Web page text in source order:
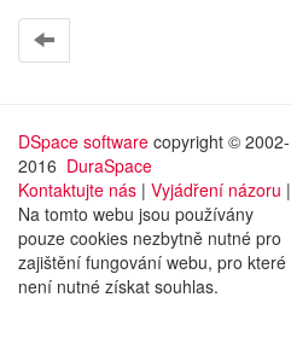
DSpace software copyright © 2002-
2016 DuraSpace
Kontaktujte nás | Vyjádření názoru |
Na tomto webu jsou používány
pouze cookies nezbytně nutné pro
zajištění fungování webu, pro které
není nutné získat souhlas.